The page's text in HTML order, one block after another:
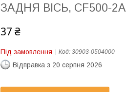
ЗАДНЯ ВІСЬ, CF500-2A
37 ₴
Під замовлення Код: 30903-0504000
Відправка з 20 серпня 2026